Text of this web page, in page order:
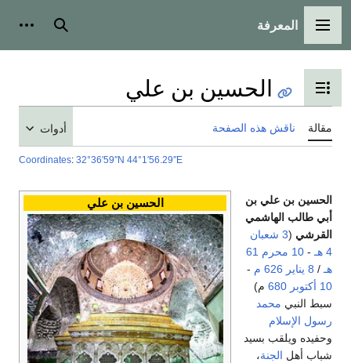
القائمة الرئيسية
المعرفة بحث
تبديل عرض جدول المحتويات
الحسين بن علي
مقالة ناقش هذه الصفحة أدوات
Coordinates: 32°36′59″N 44°1′56.29″E
الحسين بن علي
الحسين بن علي بن
أبي طالب الهاشمي
القرشي (3 شعبان
4 هـ
- 10 محرم
61
هـ / 8 يناير 626 م -
10 أكتوبر
680 م)
سبط النبي محمد
رسول الإسلام
وحفيده ويلقب بسيد
شباب أهل الجنة،